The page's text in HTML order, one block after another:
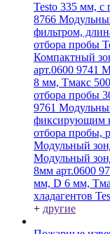
Testo 335 мм, с
8766
фильтром,
отбора пробы
Компактный
арт.0600 9741
8 мм, Tмакс
отбора пробы
9761
фиксирующим
отбора пробы,
Модульный
Модульный
8мм арт.0600
мм, D 6 мм,
хладагентов
+ другие